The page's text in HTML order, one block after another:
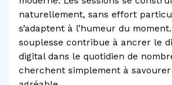
naturellement, sans effort
s’adaptent à l’humeur du
souplesse contribue à ancrer le
digital dans le quotidien de
cherchent simplement à